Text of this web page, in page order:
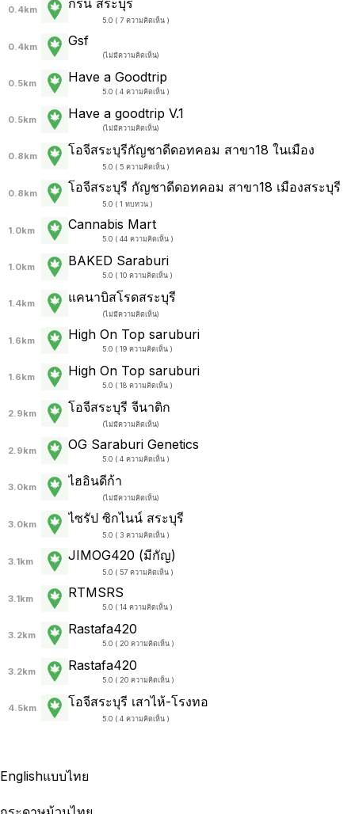
0.4km
5.0 ( 7 ความคิดเห็น )
0.4km Gsf
(ไม่มีความคิดเห็น)
0.5km Have a Goodtrip
5.0 ( 4 ความคิดเห็น )
0.5km Have a goodtrip V.1
(ไม่มีความคิดเห็น)
0.8km โอจีสระบุรีกัญชาดีดอทคอม สาขา18 ในเมือง
5.0 ( 5 ความคิดเห็น )
0.8km โอจีสระบุรี กัญชาดีดอทคอม สาขา18 เมืองสระบุรี
5.0 ( 1 ทบทวน )
1.0km Cannabis Mart
5.0 ( 44 ความคิดเห็น )
1.0km BAKED Saraburi
5.0 ( 10 ความคิดเห็น )
1.4km แคนาบิสโรดสระบุรี
(ไม่มีความคิดเห็น)
1.6km High On Top saruburi
5.0 ( 19 ความคิดเห็น )
1.6km High On Top saruburi
5.0 ( 18 ความคิดเห็น )
2.9km โอจีสระบุรี จีนาติก
(ไม่มีความคิดเห็น)
2.9km OG Saraburi Genetics
5.0 ( 4 ความคิดเห็น )
3.0km ไฮอินดีก้า
(ไม่มีความคิดเห็น)
3.0km ไซรัป ซิกไนน์ สระบุรี
5.0 ( 3 ความคิดเห็น )
3.1km JIMOG420 (มีกัญ)
5.0 ( 57 ความคิดเห็น )
3.1km RTMSRS
5.0 ( 14 ความคิดเห็น )
3.2km Rastafa420
5.0 ( 20 ความคิดเห็น )
3.2km Rastafa420
5.0 ( 20 ความคิดเห็น )
4.5km โอจีสระบุรี เสาไห้-โรงทอ
5.0 ( 4 ความคิดเห็น )
Englishแบบไทย